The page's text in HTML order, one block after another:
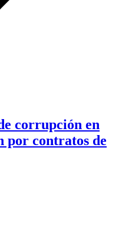
corrupción en
por contratos de